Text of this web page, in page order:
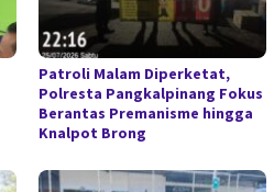
Patroli Malam Diperketat,
Polresta Pangkalpinang Fokus
Berantas Premanisme hingga
Knalpot Brong